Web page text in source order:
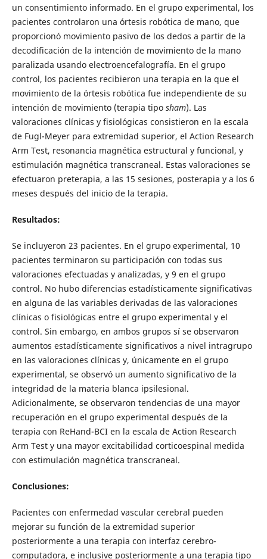
un consentimiento informado. En el grupo experimental, los
pacientes controlaron una órtesis robótica de mano, que
proporcionó movimiento pasivo de los dedos a partir de la
decodificación de la intención de movimiento de la mano
paralizada usando electroencefalografía. En el grupo
control, los pacientes recibieron una terapia en la que el
movimiento de la órtesis robótica fue independiente de su
intención de movimiento (terapia tipo sham). Las
valoraciones clínicas y fisiológicas consistieron en la escala
de Fugl-Meyer para extremidad superior, el Action Research
Arm Test, resonancia magnética estructural y funcional, y
estimulación magnética transcraneal. Estas valoraciones se
efectuaron preterapia, a las 15 sesiones, posterapia y a los 6
meses después del inicio de la terapia.
Resultados:
Se incluyeron 23 pacientes. En el grupo experimental, 10
pacientes terminaron su participación con todas sus
valoraciones efectuadas y analizadas, y 9 en el grupo
control. No hubo diferencias estadísticamente significativas
en alguna de las variables derivadas de las valoraciones
clínicas o fisiológicas entre el grupo experimental y el
control. Sin embargo, en ambos grupos sí se observaron
aumentos estadísticamente significativos a nivel intragrupo
en las valoraciones clínicas y, únicamente en el grupo
experimental, se observó un aumento significativo de la
integridad de la materia blanca ipsilesional.
Adicionalmente, se observaron tendencias de una mayor
recuperación en el grupo experimental después de la
terapia con ReHand-BCI en la escala de Action Research
Arm Test y una mayor excitabilidad corticoespinal medida
con estimulación magnética transcraneal.
Conclusiones:
Pacientes con enfermedad vascular cerebral pueden
mejorar su función de la extremidad superior
posteriormente a una terapia con interfaz cerebro-
computadora, e inclusive posteriormente a una terapia tipo